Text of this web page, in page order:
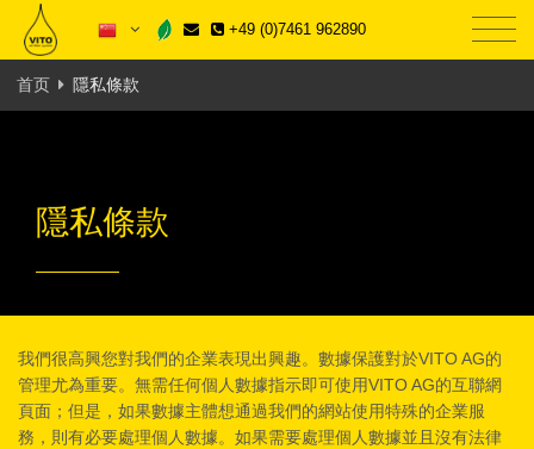
+49 (0)7461 962890
首页 隱私條款
隱私條款
我們很高興您對我們的企業表現出興趣。數據保護對於VITO AG的
管理尤為重要。無需任何個人數據指示即可使用VITO AG的互聯網
頁面；但是，如果數據主體想通過我們的網站使用特殊的企業服
務，則有必要處理個人數據。如果需要處理個人數據並且沒有法律